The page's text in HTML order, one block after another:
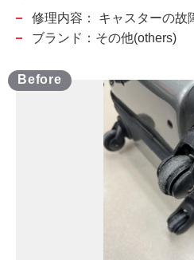
修理内容：
キャスターの故
ブランド：その他(others)